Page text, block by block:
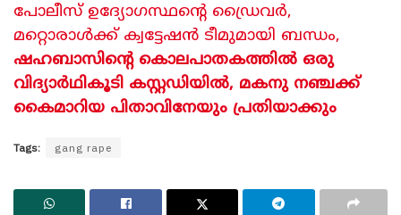
പോലീസ് ഉദ്യോ​ഗസ്ഥന്റെ ഡ്രൈവർ,
മറ്റൊരാൾക്ക് ക്വട്ടേഷൻ ടീമുമായി ബന്ധം,
ഷഹബാസിന്റെ കൊലപാതകത്തിൽ ഒരു
വിദ്യാർഥികൂടി കസ്റ്റഡിയിൽ, മകനു നഞ്ചക്ക്
കൈമാറിയ പിതാവിനേയും പ്രതിയാക്കും
Tags: gang rape